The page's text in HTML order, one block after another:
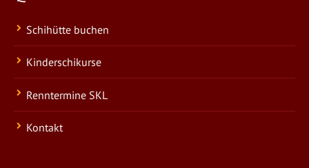
Schihütte buchen
Kinderschikurse
Renntermine SKL
Kontakt